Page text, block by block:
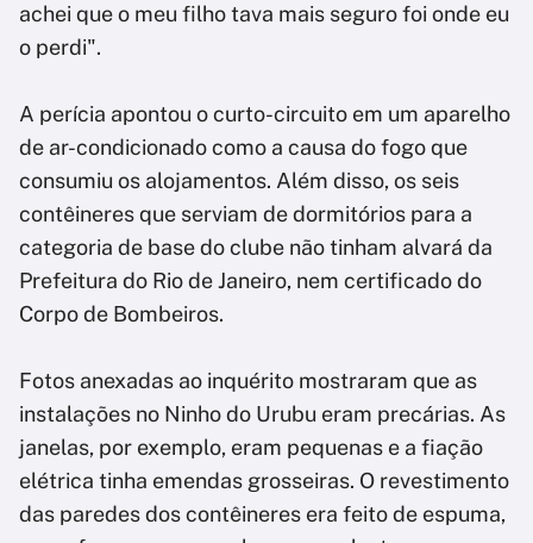
achei que o meu filho tava mais seguro foi onde eu
o perdi".
A perícia apontou o curto-circuito em um aparelho
de ar-condicionado como a causa do fogo que
consumiu os alojamentos. Além disso, os seis
contêineres que serviam de dormitórios para a
categoria de base do clube não tinham alvará da
Prefeitura do Rio de Janeiro, nem certificado do
Corpo de Bombeiros.
Fotos anexadas ao inquérito mostraram que as
instalações no Ninho do Urubu eram precárias. As
janelas, por exemplo, eram pequenas e a fiação
elétrica tinha emendas grosseiras. O revestimento
das paredes dos contêineres era feito de espuma,